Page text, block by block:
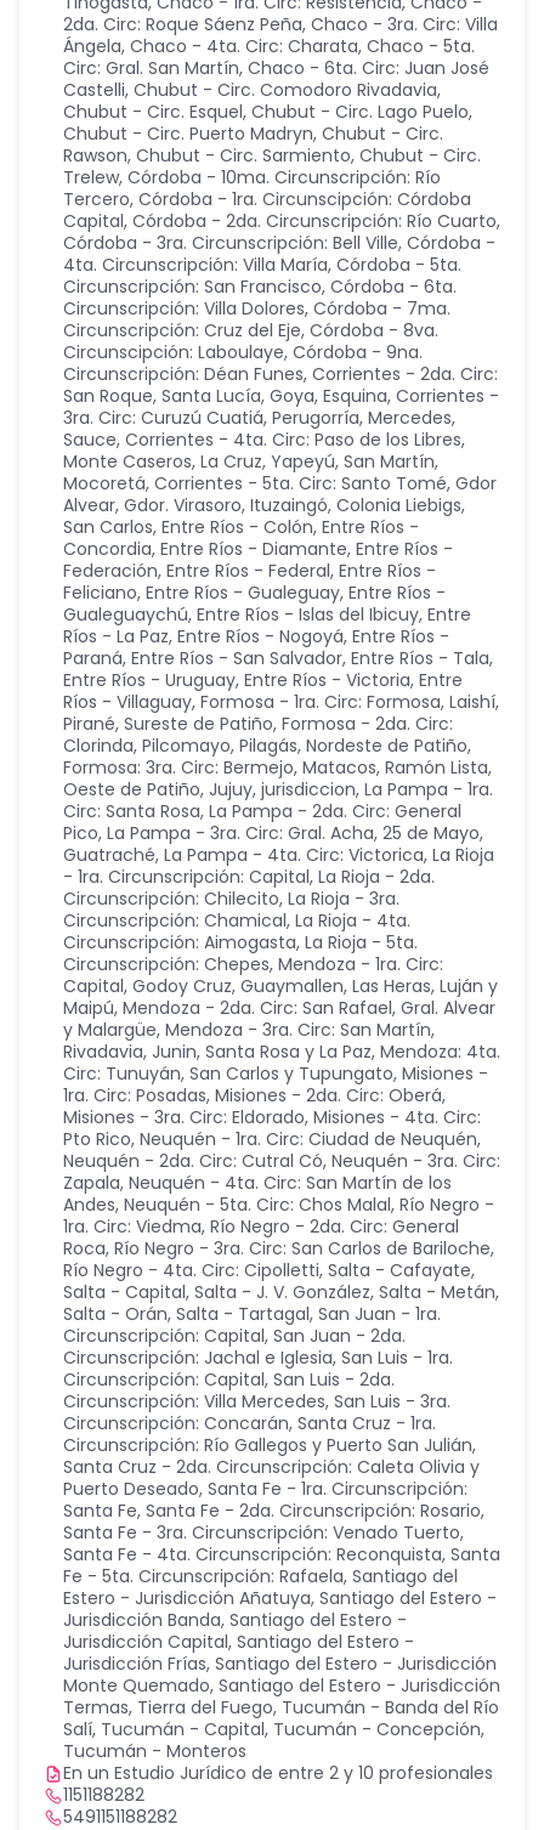
2da. Circ: Roque Sáenz Peña, Chaco - 3ra. Circ: Villa
Ángela, Chaco - 4ta. Circ: Charata, Chaco - 5ta.
Circ: Gral. San Martín, Chaco - 6ta. Circ: Juan José
Castelli, Chubut - Circ. Comodoro Rivadavia,
Chubut - Circ. Esquel, Chubut - Circ. Lago Puelo,
Chubut - Circ. Puerto Madryn, Chubut - Circ.
Rawson, Chubut - Circ. Sarmiento, Chubut - Circ.
Trelew, Córdoba - 10ma. Circunscripción: Río
Tercero, Córdoba - 1ra. Circunscipción: Córdoba
Capital, Córdoba - 2da. Circunscripción: Río Cuarto,
Córdoba - 3ra. Circunscripción: Bell Ville, Córdoba -
4ta. Circunscripción: Villa María, Córdoba - 5ta.
Circunscripción: San Francisco, Córdoba - 6ta.
Circunscripción: Villa Dolores, Córdoba - 7ma.
Circunscripción: Cruz del Eje, Córdoba - 8va.
Circunscipción: Laboulaye, Córdoba - 9na.
Circunscripción: Déan Funes, Corrientes - 2da. Circ:
San Roque, Santa Lucía, Goya, Esquina, Corrientes -
3ra. Circ: Curuzú Cuatiá, Perugorría, Mercedes,
Sauce, Corrientes - 4ta. Circ: Paso de los Libres,
Monte Caseros, La Cruz, Yapeyú, San Martín,
Mocoretá, Corrientes - 5ta. Circ: Santo Tomé, Gdor
Alvear, Gdor. Virasoro, Ituzaingó, Colonia Liebigs,
San Carlos, Entre Ríos - Colón, Entre Ríos -
Concordia, Entre Ríos - Diamante, Entre Ríos -
Federación, Entre Ríos - Federal, Entre Ríos -
Feliciano, Entre Ríos - Gualeguay, Entre Ríos -
Gualeguaychú, Entre Ríos - Islas del Ibicuy, Entre
Ríos - La Paz, Entre Ríos - Nogoyá, Entre Ríos -
Paraná, Entre Ríos - San Salvador, Entre Ríos - Tala,
Entre Ríos - Uruguay, Entre Ríos - Victoria, Entre
Ríos - Villaguay, Formosa - 1ra. Circ: Formosa, Laishí,
Pirané, Sureste de Patiño, Formosa - 2da. Circ:
Clorinda, Pilcomayo, Pilagás, Nordeste de Patiño,
Formosa: 3ra. Circ: Bermejo, Matacos, Ramón Lista,
Oeste de Patiño, Jujuy, jurisdiccion, La Pampa - 1ra.
Circ: Santa Rosa, La Pampa - 2da. Circ: General
Pico, La Pampa - 3ra. Circ: Gral. Acha, 25 de Mayo,
Guatraché, La Pampa - 4ta. Circ: Victorica, La Rioja
- 1ra. Circunscripción: Capital, La Rioja - 2da.
Circunscripción: Chilecito, La Rioja - 3ra.
Circunscripción: Chamical, La Rioja - 4ta.
Circunscripción: Aimogasta, La Rioja - 5ta.
Circunscripción: Chepes, Mendoza - 1ra. Circ:
Capital, Godoy Cruz, Guaymallen, Las Heras, Luján y
Maipú, Mendoza - 2da. Circ: San Rafael, Gral. Alvear
y Malargüe, Mendoza - 3ra. Circ: San Martín,
Rivadavia, Junin, Santa Rosa y La Paz, Mendoza: 4ta.
Circ: Tunuyán, San Carlos y Tupungato, Misiones -
1ra. Circ: Posadas, Misiones - 2da. Circ: Oberá,
Misiones - 3ra. Circ: Eldorado, Misiones - 4ta. Circ:
Pto Rico, Neuquén - 1ra. Circ: Ciudad de Neuquén,
Neuquén - 2da. Circ: Cutral Có, Neuquén - 3ra. Circ:
Zapala, Neuquén - 4ta. Circ: San Martín de los
Andes, Neuquén - 5ta. Circ: Chos Malal, Río Negro -
1ra. Circ: Viedma, Río Negro - 2da. Circ: General
Roca, Río Negro - 3ra. Circ: San Carlos de Bariloche,
Río Negro - 4ta. Circ: Cipolletti, Salta - Cafayate,
Salta - Capital, Salta - J. V. González, Salta - Metán,
Salta - Orán, Salta - Tartagal, San Juan - 1ra.
Circunscripción: Capital, San Juan - 2da.
Circunscripción: Jachal e Iglesia, San Luis - 1ra.
Circunscripción: Capital, San Luis - 2da.
Circunscripción: Villa Mercedes, San Luis - 3ra.
Circunscripción: Concarán, Santa Cruz - 1ra.
Circunscripción: Río Gallegos y Puerto San Julián,
Santa Cruz - 2da. Circunscripción: Caleta Olivia y
Puerto Deseado, Santa Fe - 1ra. Circunscripción:
Santa Fe, Santa Fe - 2da. Circunscripción: Rosario,
Santa Fe - 3ra. Circunscripción: Venado Tuerto,
Santa Fe - 4ta. Circunscripción: Reconquista, Santa
Fe - 5ta. Circunscripción: Rafaela, Santiago del
Estero - Jurisdicción Añatuya, Santiago del Estero -
Jurisdicción Banda, Santiago del Estero -
Jurisdicción Capital, Santiago del Estero -
Jurisdicción Frías, Santiago del Estero - Jurisdicción
Monte Quemado, Santiago del Estero - Jurisdicción
Termas, Tierra del Fuego, Tucumán - Banda del Río
Salí, Tucumán - Capital, Tucumán - Concepción,
Tucumán - Monteros
En un Estudio Jurídico de entre 2 y 10 profesionales
1151188282
5491151188282